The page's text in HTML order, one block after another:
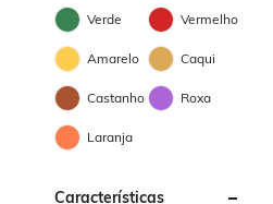
Verde Vermelho
Amarelo Caqui
Castanho Roxa
Laranja
Características